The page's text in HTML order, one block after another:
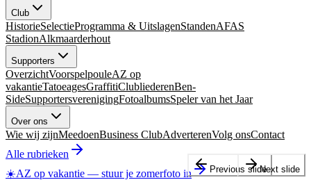
Club
HistorieSelectieProgramma & UitslagenStandenAFAS
StadionAlkmaarderhout
Supporters
OverzichtVoorspelpouleAZ op
vakantieTatoeagesGraffitiClubliederenBen-
SideSupportersverenigingFotoalbumsSpeler van het Jaar
Over ons
Wie wij zijnMeedoenBusiness ClubAdverterenVolg onsContact
Alle rubrieken
☀️AZ op vakantie — stuur je zomerfoto in Previous slideNext slide